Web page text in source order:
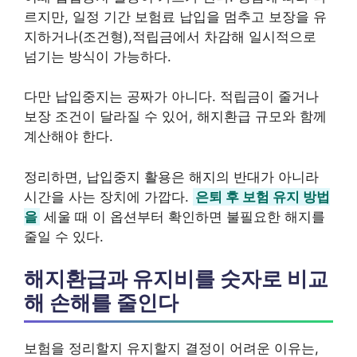
르지만, 일정 기간 보험료 납입을 멈추고 보장을 유
지하거나(조건형),적립금에서 차감해 일시적으로
넘기는 방식이 가능하다.
다만 납입중지는 공짜가 아니다. 적립금이 줄거나
보장 조건이 달라질 수 있어, 해지환급 규모와 함께
계산해야 한다.
정리하면, 납입중지 활용은 해지의 반대가 아니라
시간을 사는 장치에 가깝다. 은퇴 후 보험 유지 방법
을 세울 때 이 옵션부터 확인하면 불필요한 해지를
줄일 수 있다.
해지환급과 유지비를 숫자로 비교
해 손해를 줄인다
보험을 정리할지 유지할지 결정이 어려운 이유는,